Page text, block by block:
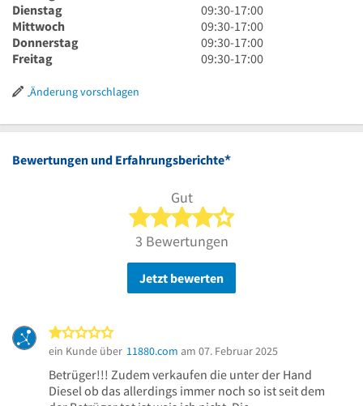
Uhr
30
bis
17
Dienstag
9
Uhr
30
bis
09:30-17:00
Mittwoch
9
Uhr
30
09:30-17:00
Donnerstag
9
Uhr
Uhr
09:30-17:00
Freitag
9
17
09:30-17:00
Änderung vorschlagen
Bewertungen und Erfahrungsberichte*
Gut
4 von 5 Sternen
3 Bewertungen
Jetzt bewerten
ein Kunde über 11880.com am 07. Februar 2025
Betrüger!!! Zudem verkaufen die unter der Hand
Diesel ob das allerdings immer noch so ist seit dem